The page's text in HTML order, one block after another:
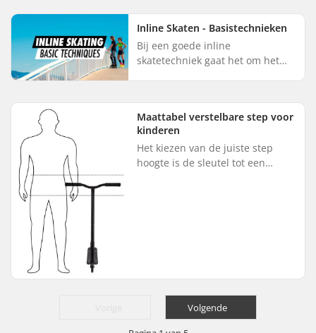
beschikbare opties, zodat het
Inline Skaten - Basistechnieken
Bij een goede inline
skatetechniek gaat het om het
stoppen, soepel draaien en
weten hoe je ve...
Maattabel verstelbare step voor
kinderen
Het kiezen van de juiste step
hoogte is de sleutel tot een
Volgende